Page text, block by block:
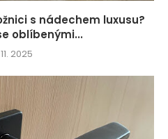
s nádechem luxusu?
oblíbenými...
2025